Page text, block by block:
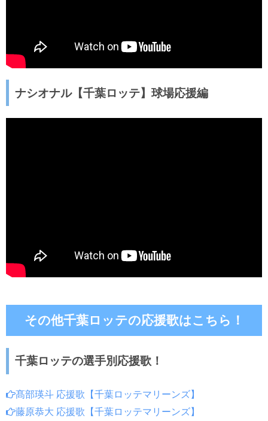
ナシオナル【千葉ロッテ】球場応援編
その他千葉ロッテの応援歌はこちら！
千葉ロッテの選手別応援歌！
髙部瑛斗 応援歌【千葉ロッテマリーンズ】
藤原恭大 応援歌【千葉ロッテマリーンズ】